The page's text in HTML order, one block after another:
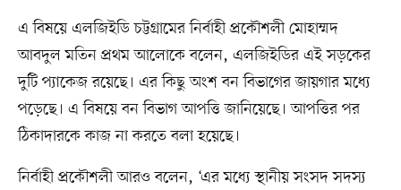
এ বিষয়ে এলজিইডি চট্টগ্রামের নির্বাহী প্রকৌশলী মোহাম্মদ
আবদুল মতিন প্রথম আলোকে বলেন, এলজিইডির এই সড়কের
দুটি প্যাকেজ রয়েছে। এর কিছু অংশ বন বিভাগের জায়গার মধ্যে
পড়েছে। এ বিষয়ে বন বিভাগ আপত্তি জানিয়েছে। আপত্তির পর
ঠিকাদারকে কাজ না করতে বলা হয়েছে।
নির্বাহী প্রকৌশলী আরও বলেন, ‘এর মধ্যে স্থানীয় সংসদ সদস্য